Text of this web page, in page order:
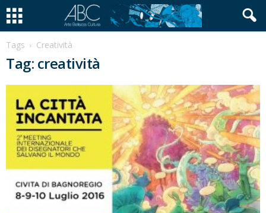
Tags Creatività
Tag: creatività